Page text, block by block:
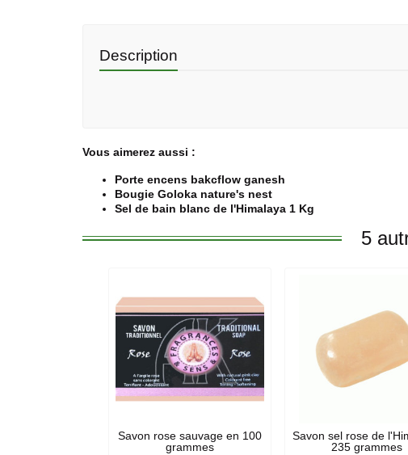
Description
Vous aimerez aussi :
Porte encens bakcflow ganesh
Bougie Goloka nature's nest
Sel de bain blanc de l'Himalaya 1 Kg
5
Savon rose sauvage en 100
grammes
Savon sel rose de
235 grammes